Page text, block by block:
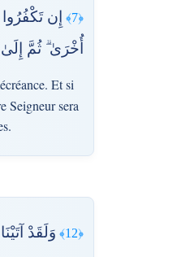
﴿7﴾
إِن
أُخْرَىٰ ۗ ثُمَّ
Et si
Seigneur sera
﴿12﴾ وَلَقَدْ